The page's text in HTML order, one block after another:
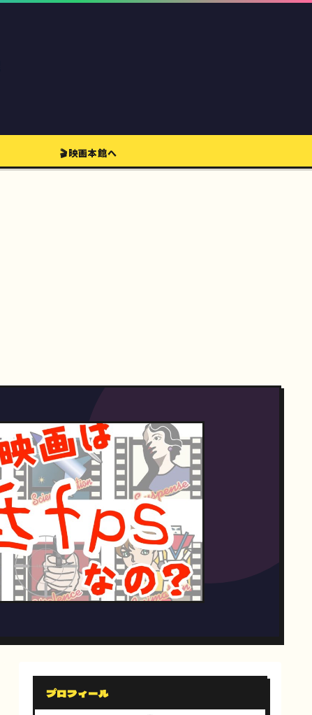
🎬映画本館へ
プロフィール